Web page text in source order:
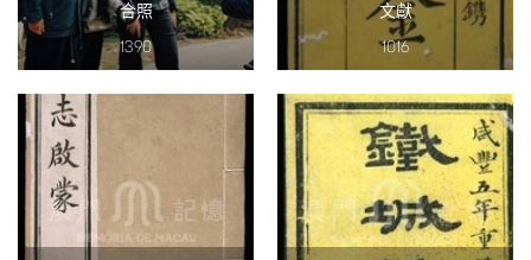
市
合照
1390
文獻
1016